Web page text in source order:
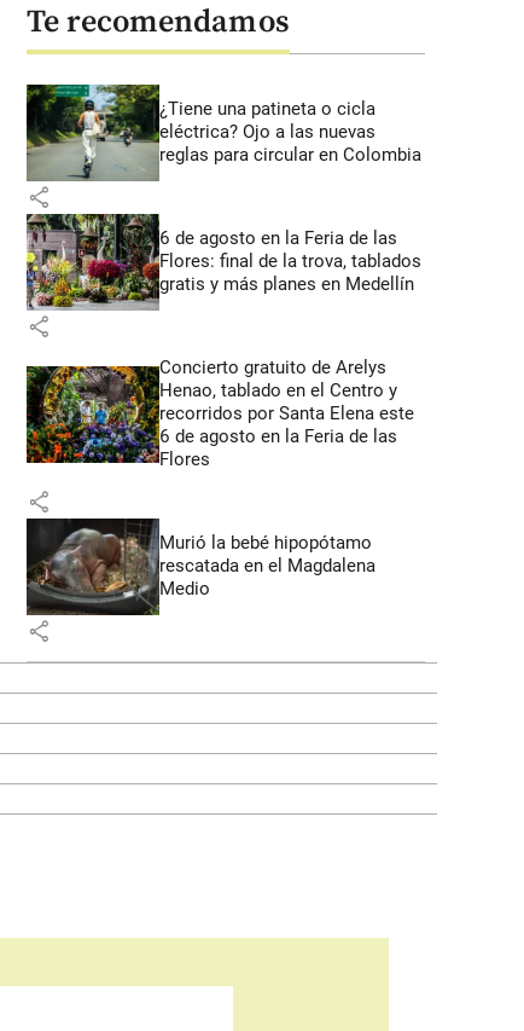
Te recomendamos
¿Tiene una patineta o cicla
eléctrica? Ojo a las nuevas
reglas para circular en Colombia
share
6 de agosto en la Feria de las
Flores: final de la trova, tablados
gratis y más planes en Medellín
share
Concierto gratuito de Arelys
Henao, tablado en el Centro y
recorridos por Santa Elena este
6 de agosto en la Feria de las
Flores
share
Murió la bebé hipopótamo
rescatada en el Magdalena
Medio
share